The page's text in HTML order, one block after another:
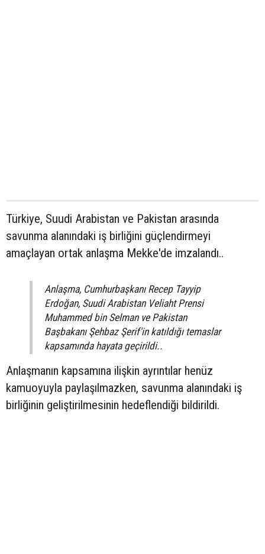
Türkiye, Suudi Arabistan ve Pakistan arasında
savunma alanındaki iş birliğini güçlendirmeyi
amaçlayan ortak anlaşma Mekke'de imzalandı..
Anlaşma, Cumhurbaşkanı Recep Tayyip
Erdoğan, Suudi Arabistan Veliaht Prensi
Muhammed bin Selman ve Pakistan
Başbakanı Şehbaz Şerif'in katıldığı temaslar
kapsamında hayata geçirildi..
Anlaşmanın kapsamına ilişkin ayrıntılar henüz
kamuoyuyla paylaşılmazken, savunma alanındaki iş
birliğinin geliştirilmesinin hedeflendiği bildirildi.